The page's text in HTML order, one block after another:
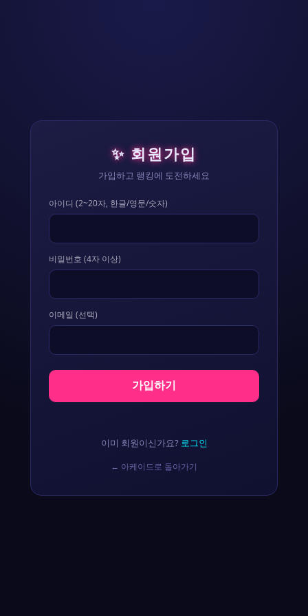
✨ 회원가입
가입하고 랭킹에 도전하세요
아이디 (2~20자, 한글/영문/숫자)
비밀번호 (4자 이상)
이메일 (선택)
가입하기
이미 회원이신가요? 로그인
← 아케이드로 돌아가기